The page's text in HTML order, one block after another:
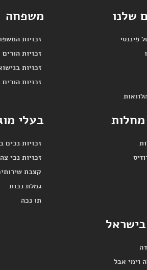
שלנו
פיננסי
משפחה
זכויות
זכויות
זכויות
זכויות הורים
בעלי
זכויות נכים
זכויות נכי
קצבת
גמלת נכות
תו נכה
וימי אבל